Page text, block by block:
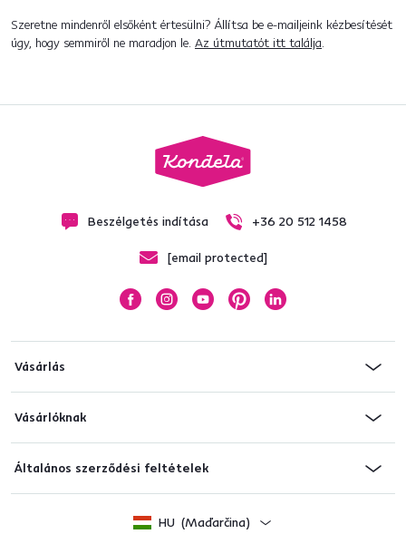
Szeretne mindenről elsőként értesülni? Állítsa be e-mailjeink kézbesítését
úgy, hogy semmiről ne maradjon le. Az útmutatót itt találja.
Beszélgetés indítása +36 20 512 1458
[email protected]
Vásárlás
Vásárlóknak
Általános szerződési feltételek
HU (Maďarčina)